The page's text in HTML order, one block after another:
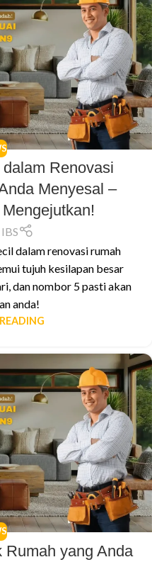
Renovasi
Menyesal –
dalam renovasi rumah
tujuh kesilapan besar
dan nombor 5 pasti akan
anda!
Rumah yang Anda